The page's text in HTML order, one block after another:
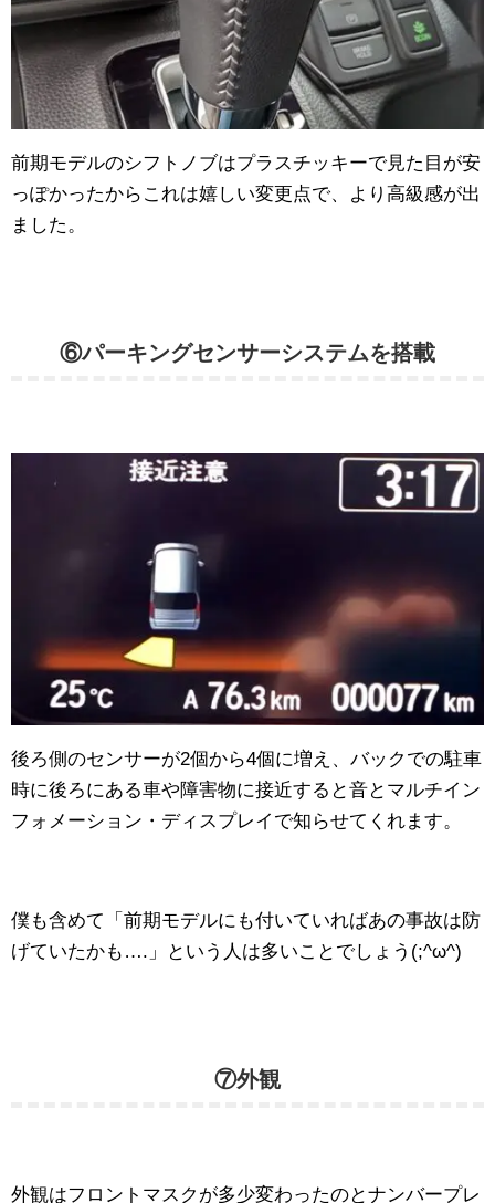
前期モデルのシフトノブはプラスチッキーで見た目が安
っぽかったからこれは嬉しい変更点で、より高級感が出
ました。
⑥パーキングセンサーシステムを搭載
後ろ側のセンサーが2個から4個に増え、バックでの駐車
時に後ろにある車や障害物に接近すると音とマルチイン
フォメーション・ディスプレイで知らせてくれます。
僕も含めて「前期モデルにも付いていればあの事故は防
げていたかも….」という人は多いことでしょう(;^ω^)
⑦外観
外観はフロントマスクが多少変わったのとナンバープレ